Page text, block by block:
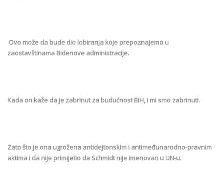
Ovo može da bude dio lobiranja koje prepoznajemo u
zaostavštinama Bidenove administracije.
Kada on kaže da je zabrinut za budućnost BiH, i mi smo zabrinuti.
Zato što je ona ugrožena antidejtonskim i antimeđunarodno-pravnim
aktima i da nije primijetio da Schmidt nije imenovan u UN-u.